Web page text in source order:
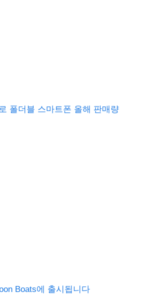
폴더블 스마트폰 올해 판매량
Boats에 출시됩니다